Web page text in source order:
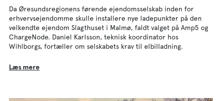
Da Øresundsregionens førende ejendomsselskab inden for
erhvervsejendomme skulle installere nye ladepunkter på den
velkendte ejendom Slagthuset i Malmø, faldt valget på Amp5 og
ChargeNode. Daniel Karlsson, teknisk koordinator hos
Wihlborgs, fortæller om selskabets krav til elbilladning.
Læs mere